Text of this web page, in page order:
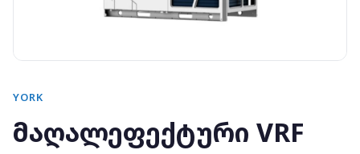
YORK
მაღალეფექტური VRF